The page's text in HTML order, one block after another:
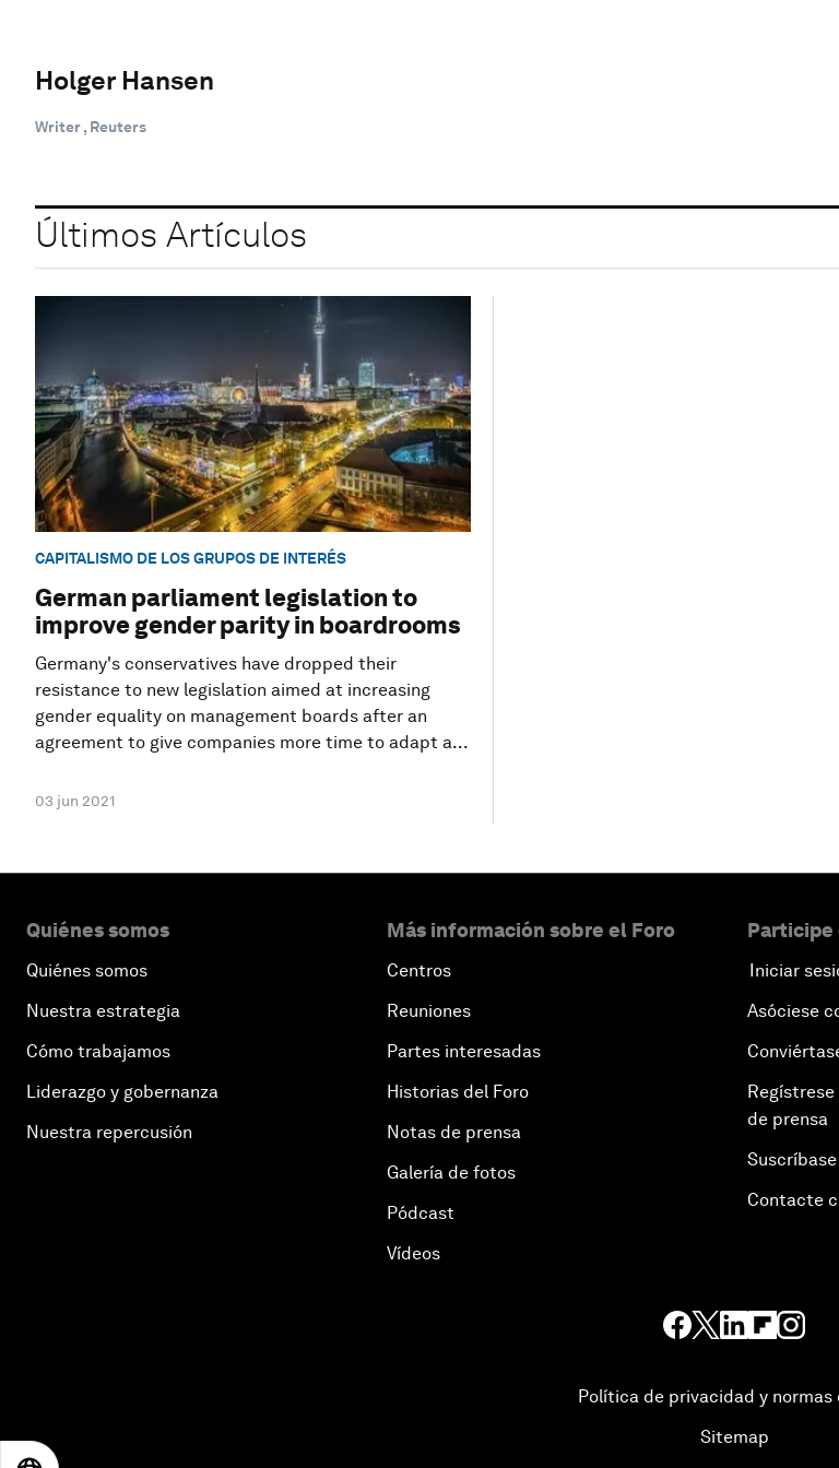
Holger Hansen
Writer , Reuters
Últimos Artículos
CAPITALISMO DE LOS GRUPOS DE INTERÉS
German parliament legislation to
improve gender parity in boardrooms
Germany's conservatives have dropped their
resistance to new legislation aimed at increasing
gender equality on management boards after an
agreement to give companies more time to adapt a...
03 jun 2021
Quiénes somos
Quiénes somos
Nuestra estrategia
Cómo trabajamos
Liderazgo y gobernanza
Nuestra repercusión
Más información sobre el Foro
Centros
Reuniones
Partes interesadas
Historias del Foro
Notas de prensa
Galería de fotos
Pódcast
Vídeos
Participe
Iniciar
Asóciese
de prensa
Contacte
Política de privacidad y normas
Sitemap